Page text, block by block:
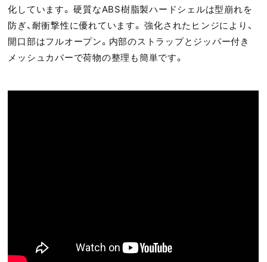
化しています。 硬質なABS樹脂製ハードシェルは型崩れを
防ぎ、耐衝撃性に優れています。 強化されたヒンジにより、
開口部はフルオープン。内部のストラップとジッパー付き
メッシュカバーで荷物の整理も簡単です。